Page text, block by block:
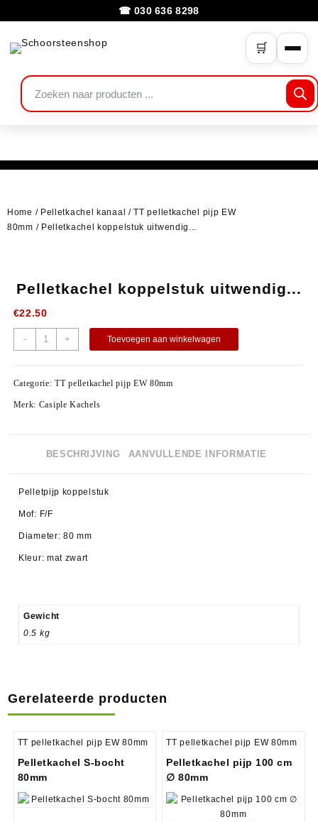
☎ 030 636 8298
🛒
Home / Pelletkachel kanaal /TT pelletkachel pijp EW
80mm / Pelletkachel koppelstuk uitwendig...
Pelletkachel koppelstuk uitwendig...
€22.50
- + Toevoegen aan winkelwagen
Categorie:TT pelletkachel pijp EW 80mm
Merk: Casiple Kachels
BESCHRIJVING AANVULLENDE INFORMATIE
Pelletpijp koppelstuk
Mof: F/F
Diameter: 80 mm
Kleur: mat zwart
Gewicht
0.5 kg
Gerelateerde producten
TT pelletkachel pijp EW 80mm
Pelletkachel S-bocht
80mm
TT pelletkachel pijp EW 80mm
Pelletkachel pijp 100 cm
∅ 80mm